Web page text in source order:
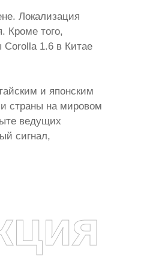
Локализация
Кроме того,
Corolla 1.6 в Китае
и японским
страны на мировом
ведущих
сигнал,